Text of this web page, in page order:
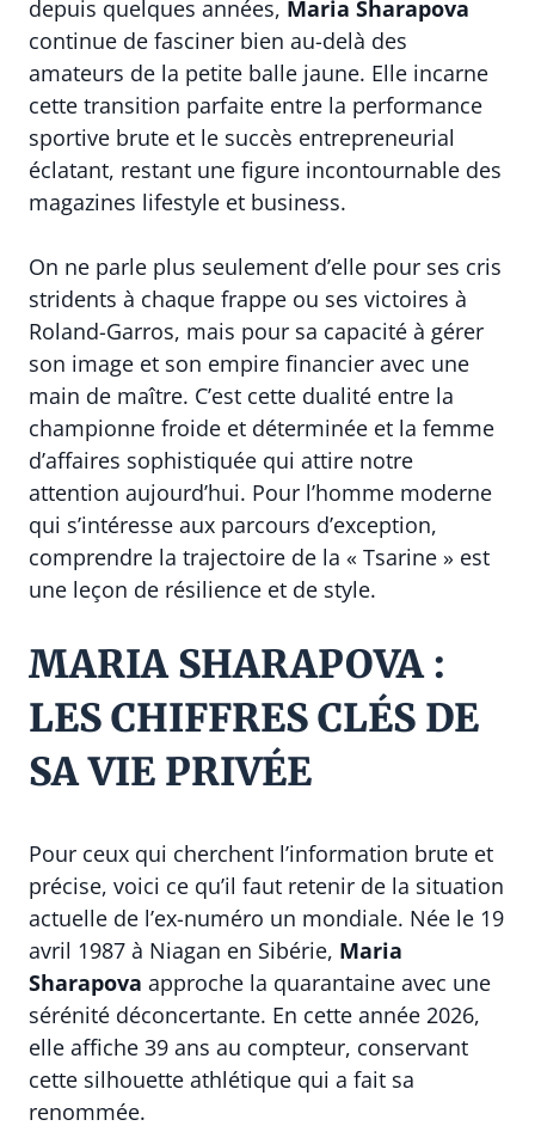
depuis quelques années, Maria Sharapova
continue de fasciner bien au-delà des
amateurs de la petite balle jaune. Elle incarne
cette transition parfaite entre la performance
sportive brute et le succès entrepreneurial
éclatant, restant une figure incontournable des
magazines lifestyle et business.
On ne parle plus seulement d’elle pour ses cris
stridents à chaque frappe ou ses victoires à
Roland-Garros, mais pour sa capacité à gérer
son image et son empire financier avec une
main de maître. C’est cette dualité entre la
championne froide et déterminée et la femme
d’affaires sophistiquée qui attire notre
attention aujourd’hui. Pour l’homme moderne
qui s’intéresse aux parcours d’exception,
comprendre la trajectoire de la « Tsarine » est
une leçon de résilience et de style.
MARIA SHARAPOVA :
LES CHIFFRES CLÉS DE
SA VIE PRIVÉE
Pour ceux qui cherchent l’information brute et
précise, voici ce qu’il faut retenir de la situation
actuelle de l’ex-numéro un mondiale. Née le 19
avril 1987 à Niagan en Sibérie, Maria
Sharapova approche la quarantaine avec une
sérénité déconcertante. En cette année 2026,
elle affiche 39 ans au compteur, conservant
cette silhouette athlétique qui a fait sa
renommée.